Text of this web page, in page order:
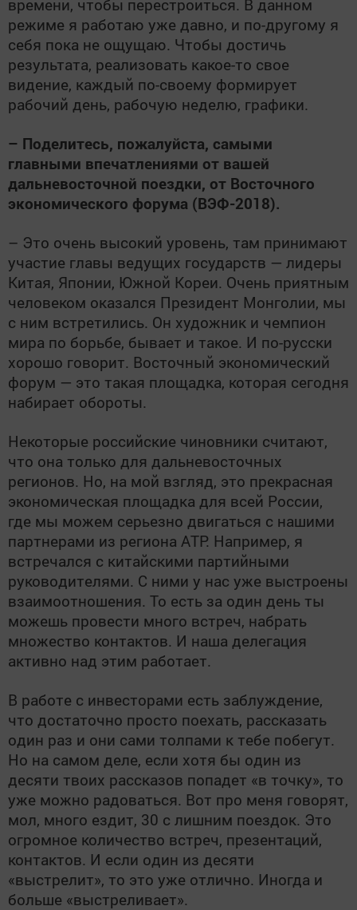
времени, чтобы перестроиться. В данном
режиме я работаю уже давно, и по-другому я
себя пока не ощущаю. Чтобы достичь
результата, реализовать какое-то свое
видение, каждый по-своему формирует
рабочий день, рабочую неделю, графики.
– Поделитесь, пожалуйста, самыми
главными впечатлениями от вашей
дальневосточной поездки, от Восточного
экономического форума (ВЭФ-2018).
– Это очень высокий уровень, там принимают
участие главы ведущих государств — лидеры
Китая, Японии, Южной Кореи. Очень приятным
человеком оказался Президент Монголии, мы
с ним встретились. Он художник и чемпион
мира по борьбе, бывает и такое. И по-русски
хорошо говорит. Восточный экономический
форум — это такая площадка, которая сегодня
набирает обороты.
Некоторые российские чиновники считают,
что она только для дальневосточных
регионов. Но, на мой взгляд, это прекрасная
экономическая площадка для всей России,
где мы можем серьезно двигаться с нашими
партнерами из региона АТР. Например, я
встречался с китайскими партийными
руководителями. С ними у нас уже выстроены
взаимоотношения. То есть за один день ты
можешь провести много встреч, набрать
множество контактов. И наша делегация
активно над этим работает.
В работе с инвесторами есть заблуждение,
что достаточно просто поехать, рассказать
один раз и они сами толпами к тебе побегут.
Но на самом деле, если хотя бы один из
десяти твоих рассказов попадет «в точку», то
уже можно радоваться. Вот про меня говорят,
мол, много ездит, 30 с лишним поездок. Это
огромное количество встреч, презентаций,
контактов. И если один из десяти
«выстрелит», то это уже отлично. Иногда и
больше «выстреливает».